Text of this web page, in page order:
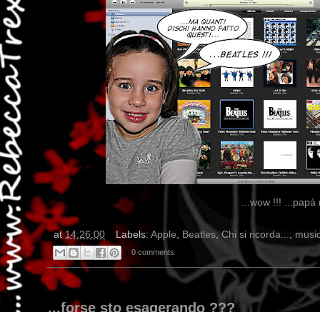
...wow !!!
at14:26:00 Labels: Apple Beatles,Chi si ricorda...
0 comments
...forse sto esagerando ???